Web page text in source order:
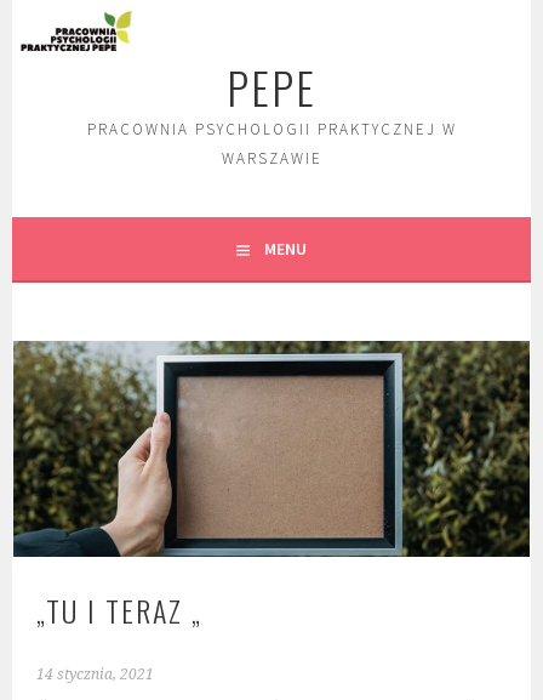
to
PEPE
PRACOWNIA PSYCHOLOGII PRAKTYCZNEJ W
WARSZAWIE
MENU
„TU I TERAZ „
14 stycznia, 2021